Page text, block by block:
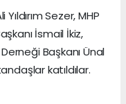
Sezer, MHP
İsmail İkiz,
Başkanı Ünal
katıldılar.